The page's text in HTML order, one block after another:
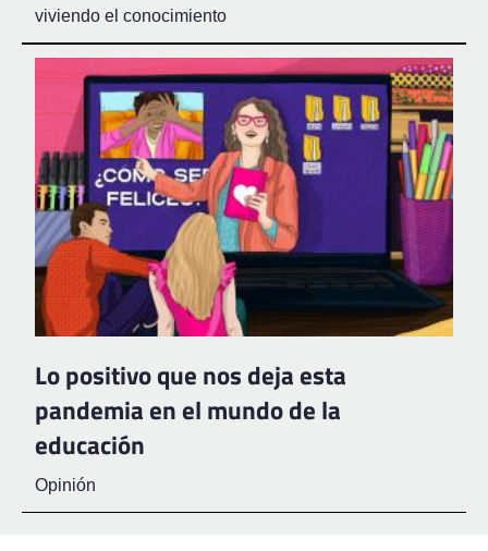
viviendo el conocimiento
Lo positivo que nos deja esta
pandemia en el mundo de la
educación
Opinión